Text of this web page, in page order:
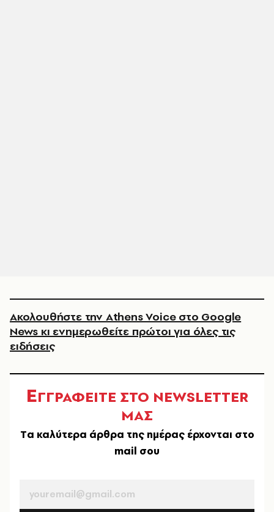
Ακολουθήστε την Athens Voice στο Google
News κι ενημερωθείτε πρώτοι για όλες τις
ειδήσεις
ΕΓΓΡΑΦΕΙΤΕ ΣΤΟ NEWSLETTER
ΜΑΣ
Tα καλύτερα άρθρα της ημέρας έρχονται στο
mail σου